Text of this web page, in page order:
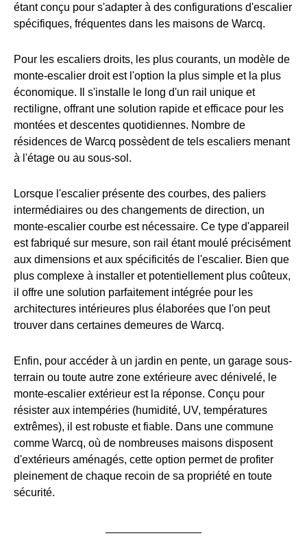
étant conçu pour s'adapter à des configurations d'escalier
spécifiques, fréquentes dans les maisons de Warcq.
Pour les escaliers droits, les plus courants, un modèle de
monte-escalier droit est l'option la plus simple et la plus
économique. Il s'installe le long d'un rail unique et
rectiligne, offrant une solution rapide et efficace pour les
montées et descentes quotidiennes. Nombre de
résidences de Warcq possèdent de tels escaliers menant
à l'étage ou au sous-sol.
Lorsque l'escalier présente des courbes, des paliers
intermédiaires ou des changements de direction, un
monte-escalier courbe est nécessaire. Ce type d'appareil
est fabriqué sur mesure, son rail étant moulé précisément
aux dimensions et aux spécificités de l'escalier. Bien que
plus complexe à installer et potentiellement plus coûteux,
il offre une solution parfaitement intégrée pour les
architectures intérieures plus élaborées que l'on peut
trouver dans certaines demeures de Warcq.
Enfin, pour accéder à un jardin en pente, un garage sous-
terrain ou toute autre zone extérieure avec dénivelé, le
monte-escalier extérieur est la réponse. Conçu pour
résister aux intempéries (humidité, UV, températures
extrêmes), il est robuste et fiable. Dans une commune
comme Warcq, où de nombreuses maisons disposent
d'extérieurs aménagés, cette option permet de profiter
pleinement de chaque recoin de sa propriété en toute
sécurité.